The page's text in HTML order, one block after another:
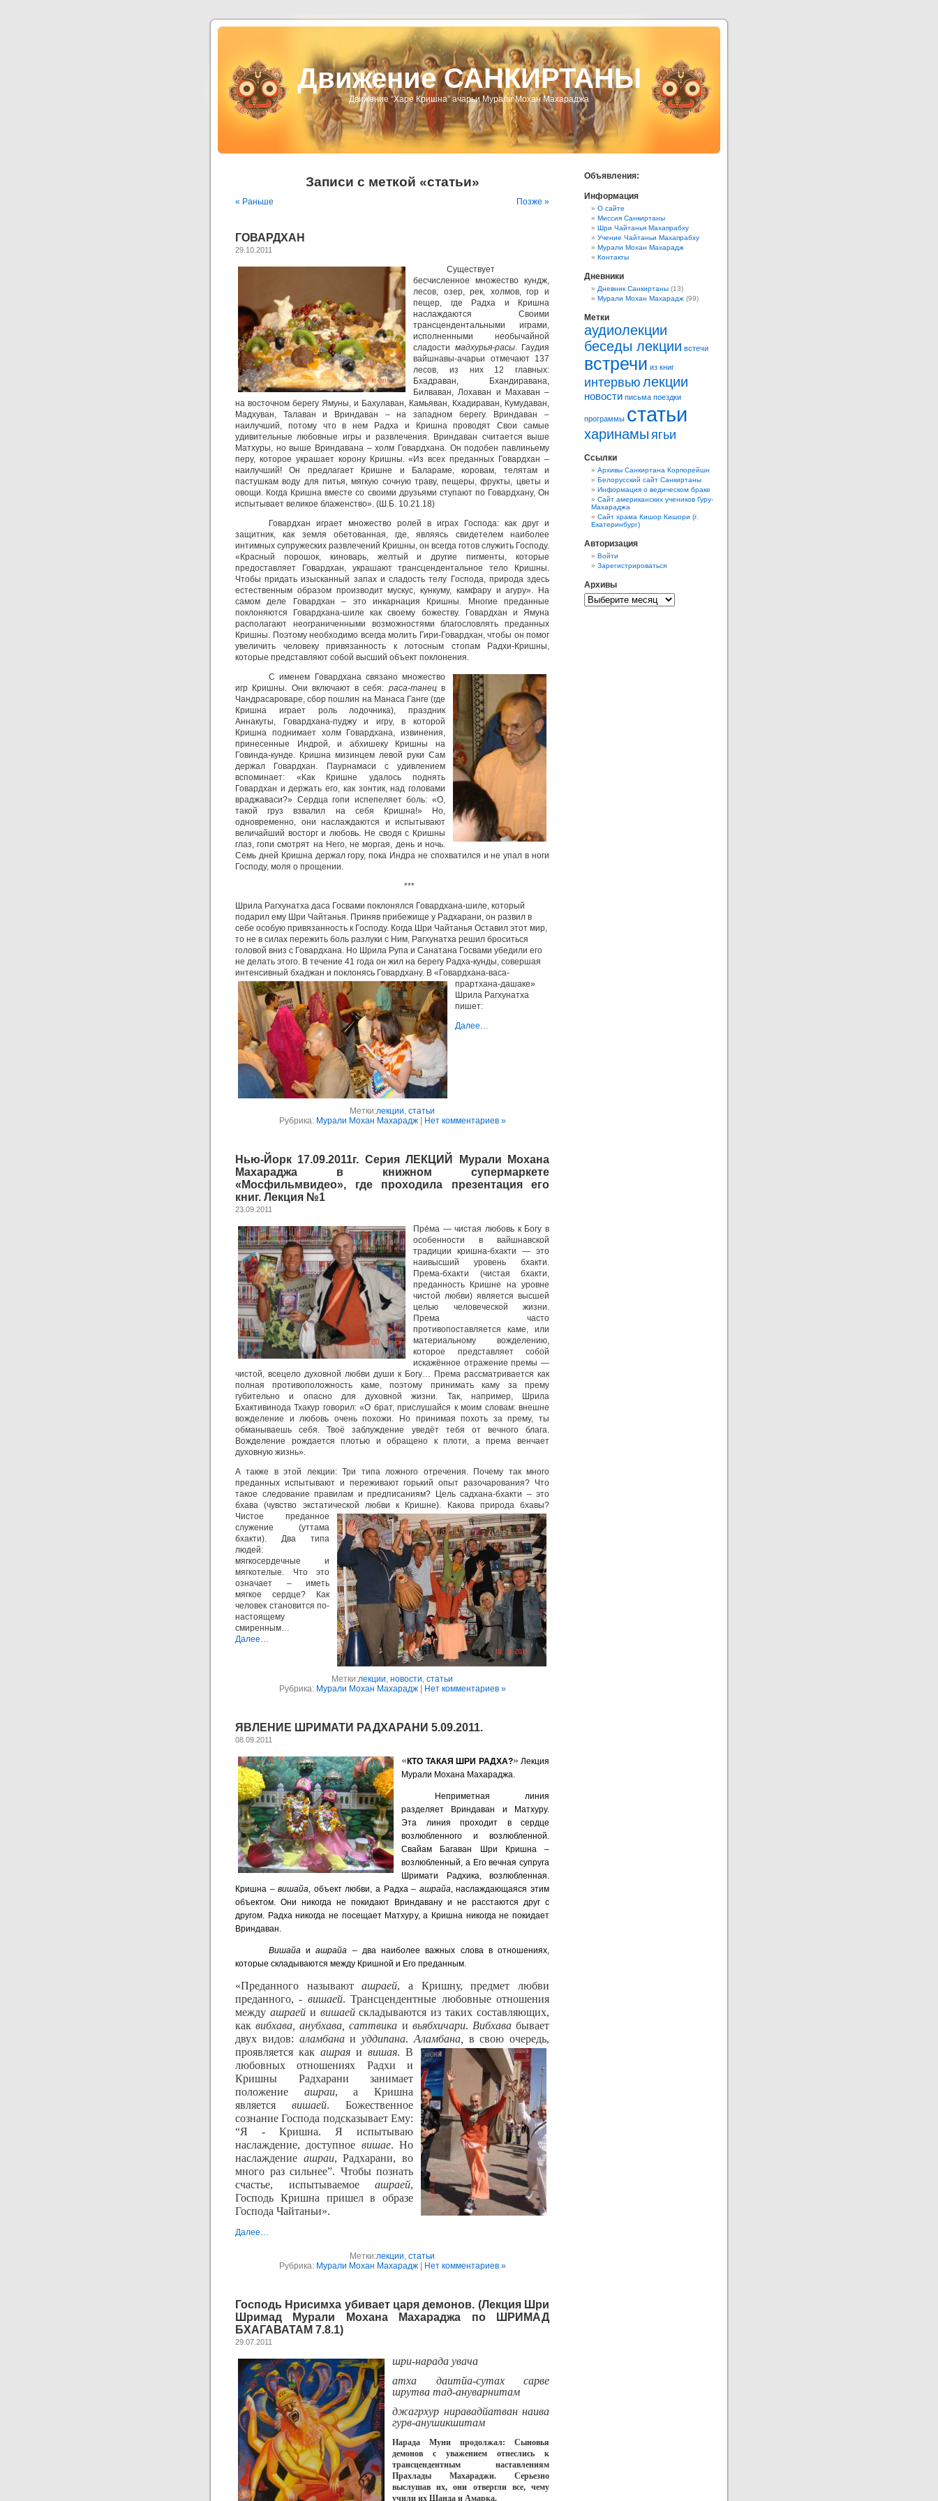
Движение САНКИРТАНЫ
Движение “Харе Кришна” ачарьи Мурали Мохан Махараджа
Записи с меткой «статьи»
« Раньше Позже »
ГОВАРДХАН
29.10.2011
Существует
бесчисленное множество кундж,
лесов, озер, рек, холмов, гор и
пещер, где Радха и Кришна
наслаждаются Своими
трансцендентальными играми,
исполненными необычайной
сладости мадхурья-расы. Гаудия
вайшнавы-ачарьи отмечают 137
лесов, из них 12 главных:
Бхадраван, Бхандиравана,
Билваван, Лохаван и Махаван –
на восточном берегу Ямуны, и Бахулаван, Камьяван, Кхадираван, Кумудаван,
Мадхуван, Талаван и Вриндаван – на западном берегу. Вриндаван –
наилучший, потому что в нем Радха и Кришна проводят Свои самые
удивительные любовные игры и развлечения. Вриндаван считается выше
Матхуры, но выше Вриндавана – холм Говардхана. Он подобен павлиньему
перу, которое украшает корону Кришны. «Из всех преданных Говардхан –
наилучший! Он предлагает Кришне и Балараме, коровам, телятам и
пастушкам воду для питья, мягкую сочную траву, пещеры, фрукты, цветы и
овощи. Когда Кришна вместе со своими друзьями ступают по Говардхану, Он
испытывает великое блаженство». (Ш.Б. 10.21.18)
Говардхан играет множество ролей в играх Господа: как друг и
защитник, как земля обетованная, где, являясь свидетелем наиболее
интимных супружеских развлечений Кришны, он всегда готов служить Господу.
«Красный порошок, киноварь, желтый и другие пигменты, которые
предоставляет Говардхан, украшают трансцендентальное тело Кришны.
Чтобы придать изысканный запах и сладость телу Господа, природа здесь
естественным образом производит мускус, кункуму, камфару и агуру». На
самом деле Говардхан – это инкарнация Кришны.
Многие преданные
поклоняются Говардхана-шиле как своему божеству. Говардхан и Ямуна
располагают неограниченными возможностями благословлять преданных
Кришны. Поэтому необходимо всегда молить Гири-Говардхан, чтобы он помог
увеличить человеку привязанность к лотосным стопам Радхи-Кришны,
которые представляют собой высший объект поклонения.
С именем Говардхана связано множество
игр Кришны. Они включают в себя: раса-танецв
Чандрасароваре, сбор пошлин на Манаса Ганге (где
Кришна играет роль лодочника), праздник
Аннакуты, Говардхана-пуджу и игру, в которой
Кришна поднимает холм Говардхана, извинения,
принесенные Индрой, и абхишеку Кришны на
Говинда-кунде. Кришна мизинцем левой руки Сам
держал Говардхан. Паурнамаси с удивлением
вспоминает: «Как Кришне удалось поднять
Говардхан и держать его, как зонтик, над головами
враджаваси?» Сердца гопи испепеляет боль: «О,
такой груз взвалил на себя Кришна!» Но,
одновременно, они наслаждаются и испытывают
величайший восторг и любовь. Не сводя с Кришны
глаз, гопи смотрят на Него, не моргая, день и ночь.
Семь дней Кришна держал гору, пока Индра не спохватился и не упал в ноги
Господу, моля о прощении.
***
Шрила Рагхунатха даса Госвами поклонялся Говардхана-шиле, который
подарил ему Шри Чайтанья. Приняв прибежище у Радхарани, он развил в
себе особую привязанность к Господу. Когда Шри Чайтанья Оставил этот мир,
то не в силах пережить боль разлуки с Ним, Рагхунатха решил броситься
головой вниз с Говардхана. Но Шрила Рупа и Санатана Госвами убедили его
не делать этого. В течение 41 года он жил на берегу Радха-кунды, совершая
интенсивный бхаджан и поклонясь Говардхану. В «Говардхана-васа-
прартхана-дашаке»
Шрила Рагхунатха
пишет:
Далее…
Метки:лекции, статьи
Рубрика: Мурали Мохан Махарадж| Нет комментариев »
Нью-Йорк 17.09.2011г. Серия ЛЕКЦИЙ Мурали Мохана
Махараджа в книжном супермаркете
«Мосфильмвидео», где проходила презентация его
книг. Лекция №1
23.09.2011
Пре́ма — чистая любовь к Богу в
особенности в вайшнавской
традиции кришна-бхакти — это
наивысший уровень бхакти.
Према-бхакти (чистая бхакти,
преданность Кришне на уровне
чистой любви) является высшей
целью человеческой жизни.
Према часто
противопоставляется каме, или
материальному вожделению,
которое представляет собой
искажённое отражение премы —
чистой, всецело духовной любви души к Богу… Према рассматривается как
полная противоположность каме, поэтому принимать каму за прему
губительно и опасно для духовной жизни. Так, например, Шрила
Бхактивинода Тхакур говорил: «О брат, прислушайся к моим словам: внешне
вожделение и любовь очень похожи. Но принимая похоть за прему, ты
обманываешь себя. Твоё заблуждение уведёт тебя от вечного блага.
Вожделение рождается плотью и обращено к плоти, а према венчает
духовную жизнь».
А также в этой лекции: Три типа ложного отречения. Почему так много
преданных испытывают и переживают горький опыт разочарования? Что
такое следование правилам и предписаниям? Цель садхана-бхакти – это
бхава (чувство экстатической любви к Кришне). Какова природа бхавы?
Чистое преданное
служение (уттама
бхакти). Два типа
людей:
мягкосердечные и
мягкотелые. Что это
означает – иметь
мягкое сердце? Как
человек становится по-
настоящему
смиренным…
Далее…
Метки:лекции, новости, статьи
Рубрика: Мурали Мохан Махарадж| Нет комментариев »
ЯВЛЕНИЕ ШРИМАТИ РАДХАРАНИ 5.09.2011.
08.09.2011
« КТО ТАКАЯ ШРИ РАДХА?» Лекция
Мурали Мохана Махараджа.
Неприметная линия
разделяет Вриндаван и Матхуру.
Эта линия проходит в сердце
возлюбленного и возлюбленной.
Свайам Багаван Шри Кришна –
возлюбленный, а Его вечная супруга
Шримати Радхика, возлюбленная.
Кришна –вишайа, объект любви, а Радха – ашрайа, наслаждающаяся этим
объектом. Они никогда не покидают Вриндавану и не расстаются друг с
другом. Радха никогда не посещает Матхуру, а Кришна никогда не покидает
Вриндаван.
Вишайа иашрайа – два наиболее важных слова в отношениях,
которые складываются между Кришной и Его преданным.
«Преданного называюташраей, а Кришну, предмет любви
преданного, - вишаей. Трансцендентные любовные отношения
между ашраей и вишаейскладываются из таких составляющих,
каквибхава, анубхава, саттвика и вьябхичари. Вибхавабывает
двух видов: аламбанаи уддипана. Аламбана,
в свою очередь,
проявляется как ашрая и вишая. В
любовных отношениях Радхи и
Кришны Радхарани занимает
положение ашраи, а Кришна
является вишаей. Божественное
сознание Господа подсказывает Ему:
“Я - Кришна. Я испытываю
наслаждение, доступное вишае. Но
наслаждение ашраи, Радхарани, во
много раз сильнее”. Чтобы познать
счастье, испытываемое ашраей,
Господь Кришна пришел в образе
Господа Чайтаньи».
Далее…
Метки:лекции, статьи
Рубрика: Мурали Мохан Махарадж| Нет комментариев »
Господь Нрисимха убивает царя демонов. (Лекция Шри
Шримад Мурали Мохана Махараджа по ШРИМАД
БХАГАВАТАМ 7.8.1)
29.07.2011
шри-нарада увача
атха даитйа-сутах сарве
шрутва тад-ануварнитам
джагрхур ниравадйатван наива
гурв-анушикшитам
Нарада Mуни продолжал: Сыновья
демонов с уважением отнеслись к
трансцендентным наставлениям
Прахлады Mахараджи. Серьезно
выслушав их, они отвергли все, чему
учили их Шанда и Амарка.
Объявления:
Информация
О сайте
Миссия Санкиртаны
Шри Чайтанья Махапрабху
Учение Чайтаньи Махапрабху
Мурали Мохан Махарадж
Контакты
Дневники
Дневник Санкиртаны (13)
Мурали Мохан Махарадж (99)
Метки
аудиолекции
беседы лекции встечи
встречи из книг
интервью лекции
новости письма поездки
программы статьи
харинамы ягьи
Ссылки
Архивы Санкиртана Корпорейшн
Белорусский сайт Санкиртаны
Информация о ведическом браке
Сайт американских учеников Гуру-
Махараджа
Сайт храма Кишор Кишори (г.
Екатеринбург)
Авторизация
Войти
Зарегистрироваться
Архивы